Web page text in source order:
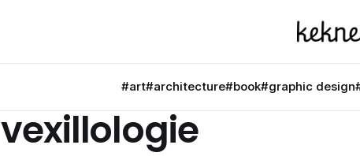
#art#architecture#book#graphic design
vexillologie